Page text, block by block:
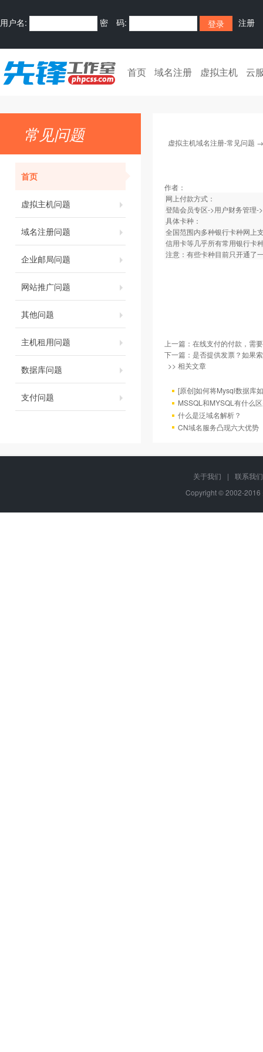
用户名: 密 码: 注册
首页 域名注册 虚拟主机 云
常见问题
首页
虚拟主机问题
域名注册问题
企业邮局问题
网站推广问题
其他问题
主机租用问题
数据库问题
支付问题
虚拟主机域名注册-常见问题
作者：
网上付款方式：
登陆会员专区->用户财务管理-
具体卡种：
全国范围内多种银行卡种网上
信用卡等几乎所有常用银行卡
注意：有些卡种目前只开通了
上一篇： 在线支付的付款，需
下一篇： 是否提供发票？如果
>> 相关文章
[原创]如何将Mysql数据库
MSSQL和MYSQL有什么
什么是泛域名解析？
CN域名服务凸现六大优势
关于我们 |
联系我们
Copyright © 2002-